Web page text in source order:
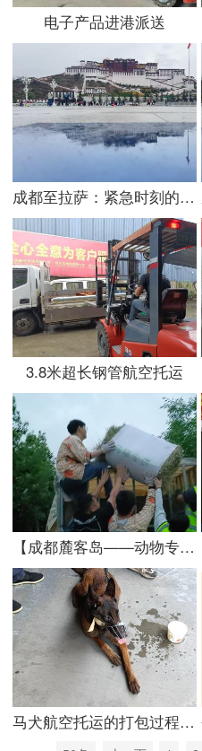
电子产品进港派送
成都至拉萨：紧急时刻的高效空运物流保障
3.8米超长钢管航空托运
【成都麓客岛——动物专车运输】
马犬航空托运的打包过程分享